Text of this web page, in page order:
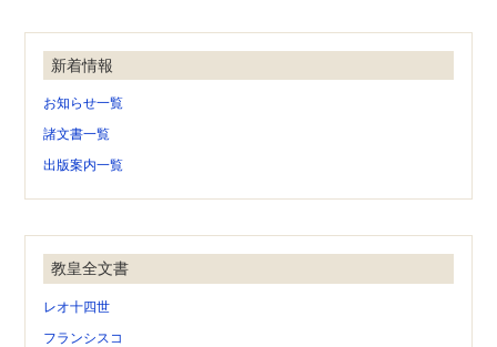
新着情報
お知らせ一覧
諸文書一覧
出版案内一覧
教皇全文書
レオ十四世
フランシスコ